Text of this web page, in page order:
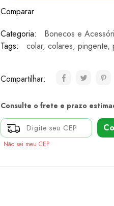
Comparar
Categoria:
Bonecos e
Tags:
colar, colares, pingente,
Compartilhar:
Consulte o frete e prazo
Não sei meu CEP